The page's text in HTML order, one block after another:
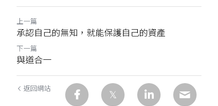
上一篇
承認自己的無知，就能保護自己的資產
下一篇
與道合一
返回網站